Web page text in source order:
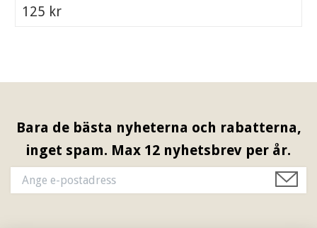
125 kr
Bara de bästa nyheterna och rabatterna,
inget spam. Max 12 nyhetsbrev per år.